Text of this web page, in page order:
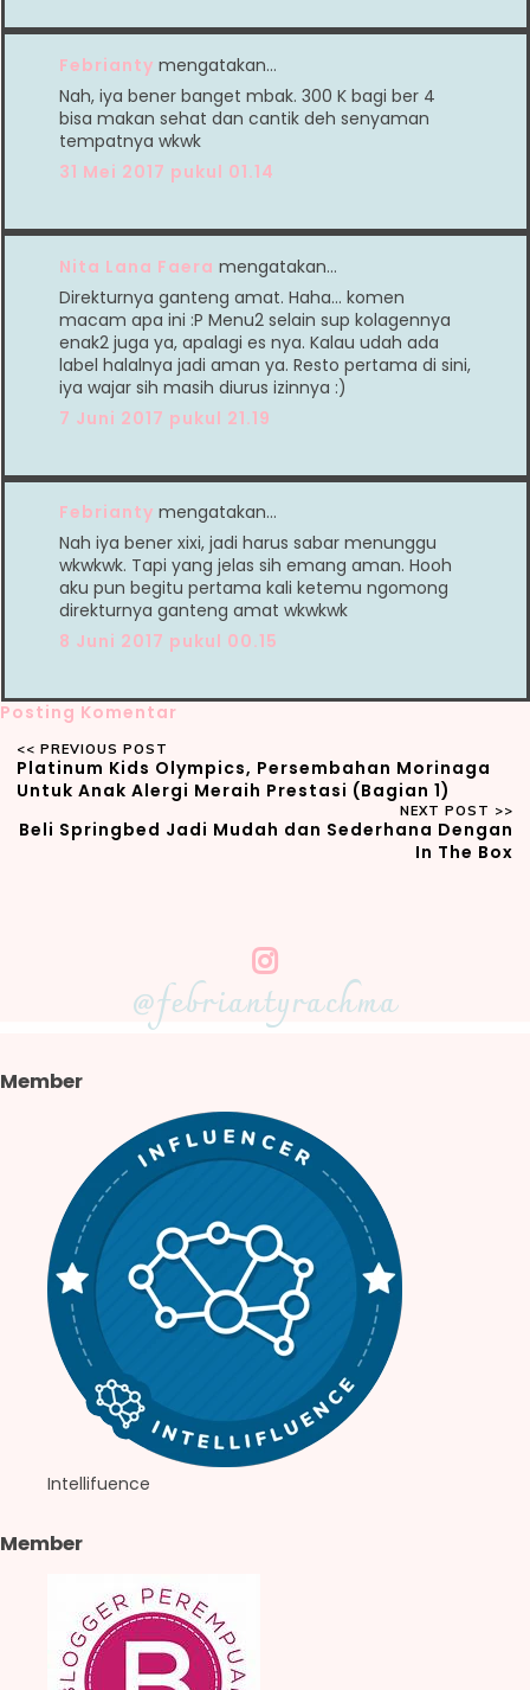
Febrianty mengatakan…
Nah, iya bener banget mbak. 300 K bagi ber 4
bisa makan sehat dan cantik deh senyaman
tempatnya wkwk
31 Mei 2017 pukul 01.14
Nita Lana Faera mengatakan…
Direkturnya ganteng amat. Haha... komen
macam apa ini :P Menu2 selain sup kolagennya
enak2 juga ya, apalagi es nya. Kalau udah ada
label halalnya jadi aman ya. Resto pertama di sini,
iya wajar sih masih diurus izinnya :)
7 Juni 2017 pukul 21.19
Febrianty mengatakan…
Nah iya bener xixi, jadi harus sabar menunggu
wkwkwk. Tapi yang jelas sih emang aman. Hooh
aku pun begitu pertama kali ketemu ngomong
direkturnya ganteng amat wkwkwk
8 Juni 2017 pukul 00.15
Posting Komentar
Platinum Kids Olympics, Persembahan Morinaga
Untuk Anak Alergi Meraih Prestasi (Bagian 1)
Beli Springbed Jadi Mudah dan Sederhana Dengan
In The Box
@febriantyrachma
Member
Intellifuence
Member